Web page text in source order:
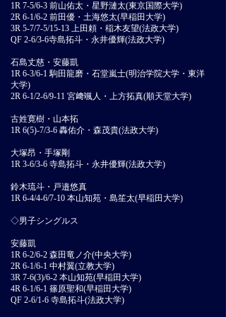
1R 7-5/6-3 前山佑太・星野漣太(東京国際大学)
2R 6-1/6-2 前田優・土海悠太(早稲田大学)
3R 5-7/7-5/15-13 上田頼・稲木友望(法政大学)
QF 2-6/3-6寺島拓斗・永井優輝(法政大学)
石島丈慈・安藤凱
1R 6-3/6-1 駒田龍磨・石堂嵐士(明治学院大学・東洋
大学)
2R 6-1/2-6/9-11 宮﨑颯人・上方拓真(順天堂大学)
古姓寛樹・山本拓
1R 6(5)-7/3-6 轟佑介・森茂貴(法政大学)
大塚昂・手塚剛
1R 3-6/3-6 寺島拓斗・永井優輝(法政大学)
鈴木琉斗・戸邉悠真
1R 6-4/4-6/7-10 本山知苑・島笙太(早稲田大学)
◇男子シングルス
安藤凱
1R 6-2/6-2 森田竜ノ介(中央大学)
2R 6-1/6-1 中村翼(立教大学)
3R 7-6(3)/6-2 本山知苑(早稲田大学)
4R 6-1/6-1 篠原聖和(早稲田大学)
QF 2-6/1-6 寺島拓斗(法政大学)